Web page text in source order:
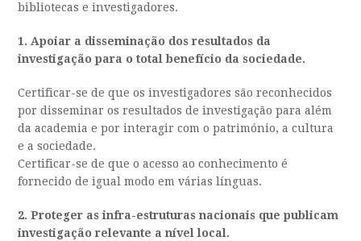
bibliotecas e investigadores.
1. Apoiar a disseminação dos resultados da
investigação para o total benefício da sociedade.
Certificar-se de que os investigadores são reconhecidos
por disseminar os resultados de investigação para além
da academia e por interagir com o património, a cultura
e a sociedade.
Certificar-se de que o acesso ao conhecimento é
fornecido de igual modo em várias línguas.
2. Proteger as infra-estruturas nacionais que publicam
investigação relevante a nível local.